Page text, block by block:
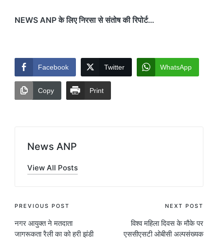
NEWS ANP के लिए निरसा से संतोष की रिपोर्ट…
Facebook Twitter WhatsApp
Copy Print
News ANP
View All Posts
Post
navigation
PREVIOUS POST
नगर आयुक्त ने मतदाता
जागरूकता रैली का को हरी झंडी
NEXT POST
विश्व महिला दिवस के मौके पर
एससीएसटी ओबीसी अल्पसंख्यक